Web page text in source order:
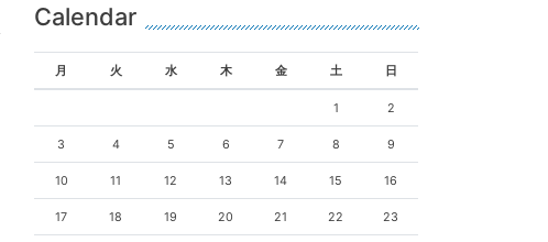
Calendar
月 火 水 木 金 土 日
1 2
3 4 5 6 7 8 9
10 11 12 13 14 15 16
17 18 19 20 21 22 23